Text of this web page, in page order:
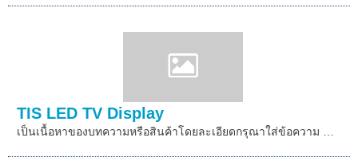
TIS LED TV Display
เป็นเนื้อหาของบทความหรือสินค้าโดยละเอียดกรุณาใส่ข้อความ …